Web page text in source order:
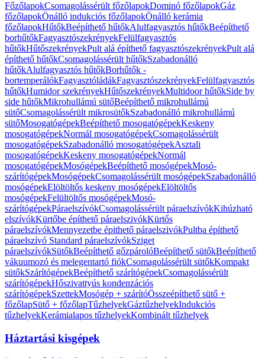
FőzőlapokCsomagolássérült főzőlapokDominó főzőlapokGáz
főzőlapokÖnálló indukciós főzőlapokÖnálló kerámia
főzőlapokHűtőkBeépíthető hűtőkAlulfagyasztós hűtőkBeépíthető
borhűtőkFagyasztószekrényekFelülfagyasztós
hűtőkHűtőszekrényekPult alá építhető fagyasztószekrényekPult alá
építhető hűtőkCsomagolássérült hűtőkSzabadonálló
hűtőkAlulfagyasztós hűtőkBorhűtők -
bortemperálókFagyasztóládákFagyasztószekrényekFelülfagyasztós
hűtőkHumidor szekrényekHűtőszekrényekMultidoor hűtőkSide by
side hűtőkMikrohullámú sütőBeépíthető mikrohullámú
sütőCsomagolássérült mikrosütőkSzabadonálló mikrohullámú
sütőMosogatógépekBeépíthető mosogatógépekKeskeny
mosogatógépekNormál mosogatógépekCsomagolássérült
mosogatógépekSzabadonálló mosogatógépekAsztali
mosogatógépekKeskeny mosogatógépekNormál
mosogatógépekMosógépekBeépíthető mosógépekMosó-
szárítógépekMosógépekCsomagolássérült mosógépekSzabadonálló
mosógépekElöltöltős keskeny mosógépekElöltöltős
mosógépekFelültöltős mosógépekMosó-
szárítógépekPáraelszívókCsomagolássérült páraelszívókKihúzható
elszívókKürtőbe építhető páraelszivókKürtős
páraelszívókMennyezetbe épithető páraelszivókPultba építhető
páraelszívó Standard páraelszívókSziget
páraelszívókSütőkBeépíthető gőzpárolóBeépíthető sütőkBeépíthető
vákuumozó és melegentartó fiókCsomagolássérült sütőkKompakt
sütőkSzárítógépekBeépíthető szárítógépekCsomagolássérült
szárítógépekHőszivattyús kondenzációs
szárítógépekSzettekMosógép + szárítóÖsszeépíthető sütő +
főzőlapSütő + főzőlapTűzhelyekGáztűzhelyekIndukciós
tűzhelyekKerámialapos tűzhelyekKombinált tűzhelyek
Háztartási kisgépek